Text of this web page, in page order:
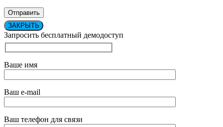
ЗАКРЫТЬ
Запросить бесплатный демодоступ
Ваше имя
Ваш e-mail
Ваш телефон для связи